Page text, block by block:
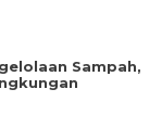
Sampah,